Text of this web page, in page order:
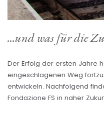
...und was für die
Der Erfolg der ersten Jahre
eingeschlagenen Weg
entwickeln. Nachfolgend
Fondazione FS in naher